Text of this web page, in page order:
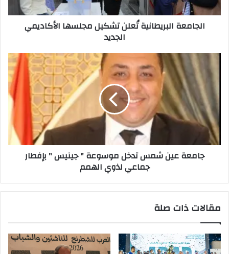
الجامعة البريطانية تُعلن تشكيل مجلسها الأكاديمي
الجديد
عين
شمس
تدخل
موسوعة
جينيس
"
بإفطار
جماعيجامعة عين شمس تدخل موسوعة " جينيس " بإفطار
جماعي لذوي الهمم
مقالات ذات صلة